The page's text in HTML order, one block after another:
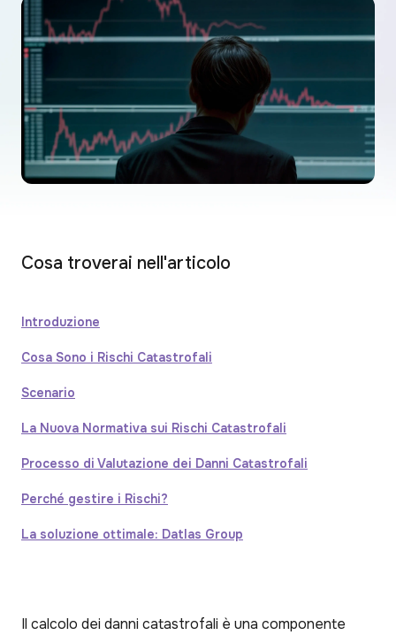
Cosa troverai nell'articolo
Introduzione
Cosa Sono i Rischi Catastrofali
Scenario
La Nuova Normativa sui Rischi Catastrofali
Processo di Valutazione dei Danni Catastrofali
Perché gestire i Rischi?
La soluzione ottimale: Datlas Group
Il calcolo dei danni catastrofali è una componente